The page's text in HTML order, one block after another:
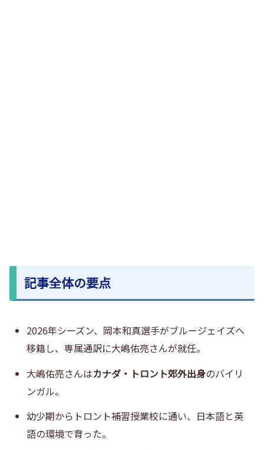
記事全体の要点
2026年シーズン、岡本和真選手がブルージェイズへ
移籍し、専属通訳に大嶋佑亮さんが就任。
大嶋佑亮さんはカナダ・トロント郊外出身のバイリ
ンガル。
幼少期からトロント補習授業校に通い、日本語と英
語の環境で育った。